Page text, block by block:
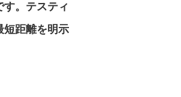
。テスティ
短距離を明示